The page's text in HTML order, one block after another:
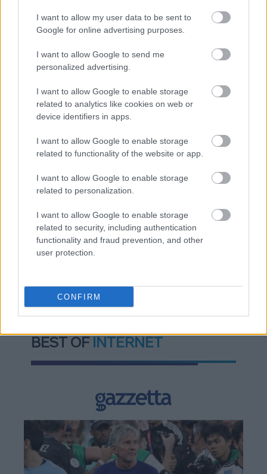
I want to allow my user data to be sent to
Google for online advertising purposes.
I want to allow Google to send me
personalized advertising.
I want to allow Google to enable storage
related to analytics like cookies on web or
device identifiers in apps.
I want to allow Google to enable storage
related to functionality of the website or app.
I want to allow Google to enable storage
related to personalization.
I want to allow Google to enable storage
related to security, including authentication
functionality and fraud prevention, and other
user protection.
CONFIRM
Διαβάζονται αυτή τη στιγμή
Τράπεζες: Στα 55,5 εκατ. ευρώ ο λογαριασμός
από τα δάνεια του ν. Κατσέλη
Νέο Χωροταξικό Τουρισμού: Οι νέες «κόκκινες
γραμμές» για το περιβάλλον και τι αλλάζει σε
Τα ανοιχτά μέτωπα για την ενίσχυση της
ελληνικής βιομηχανίας
TAGS:
Φρίντριχ Μερτς (Friedrich Merz)
Κυριάκος Μητσοτάκης
BEST OF INTERNET